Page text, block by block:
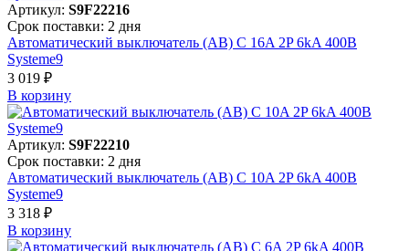
Артикул: S9F22216
Срок поставки: 2 дня
Автоматический выключатель (АВ) C 16A 2P 6kA 400В
Systeme9
3 019 ₽
В корзинy
Артикул: S9F22210
Срок поставки: 2 дня
Автоматический выключатель (АВ) C 10A 2P 6kA 400В
Systeme9
3 318 ₽
В корзинy